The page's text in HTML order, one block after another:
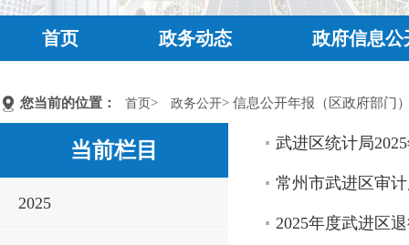
首页 政务动态 政府信息公
您当前的位置： 首页> 政务公开> 信息公开年报（区政府部门
当前栏目
2025
武进区统计局
常州市武进区审
2025年度武进区